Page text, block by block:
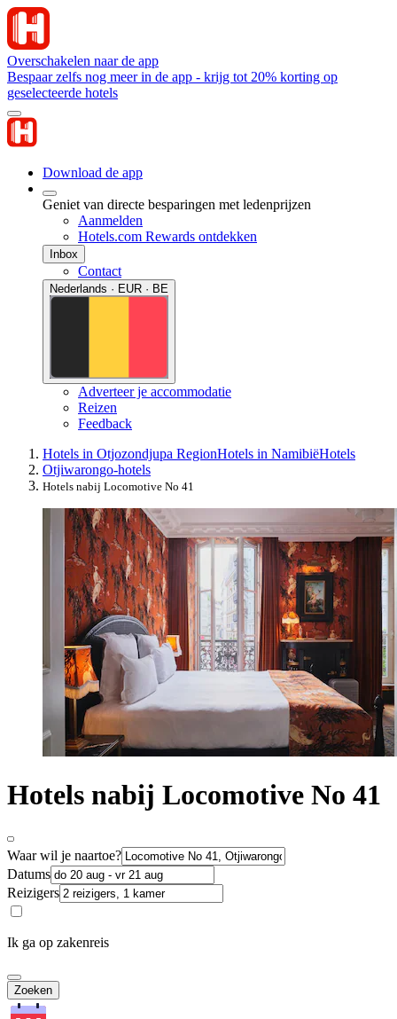
Overschakelen naar de app
Bespaar zelfs nog meer in de app - krijg tot 20% korting op
geselecteerde hotels
Download de app
Geniet van directe besparingen met ledenprijzen
Aanmelden
Hotels.com Rewards ontdekken
Inbox
Contact
Nederlands · EUR · BE
Adverteer je accommodatie
Reizen
Feedback
Hotels in Otjozondjupa RegionHotels in NamibiëHotels
Otjiwarongo-hotels
Hotels nabij Locomotive No 41
Hotels nabij Locomotive No 41
Waar wil je naartoe?
Datums
Reizigers
Ik ga op zakenreis
Zoeken